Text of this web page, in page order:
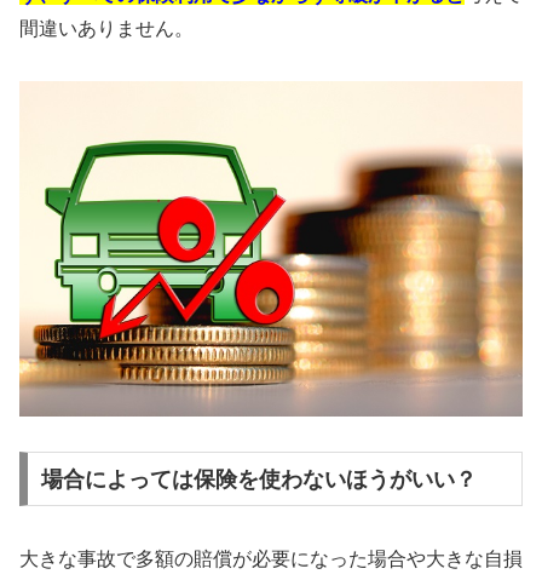
間違いありません。
場合によっては保険を使わないほうがいい？
大きな事故で多額の賠償が必要になった場合や大きな自損